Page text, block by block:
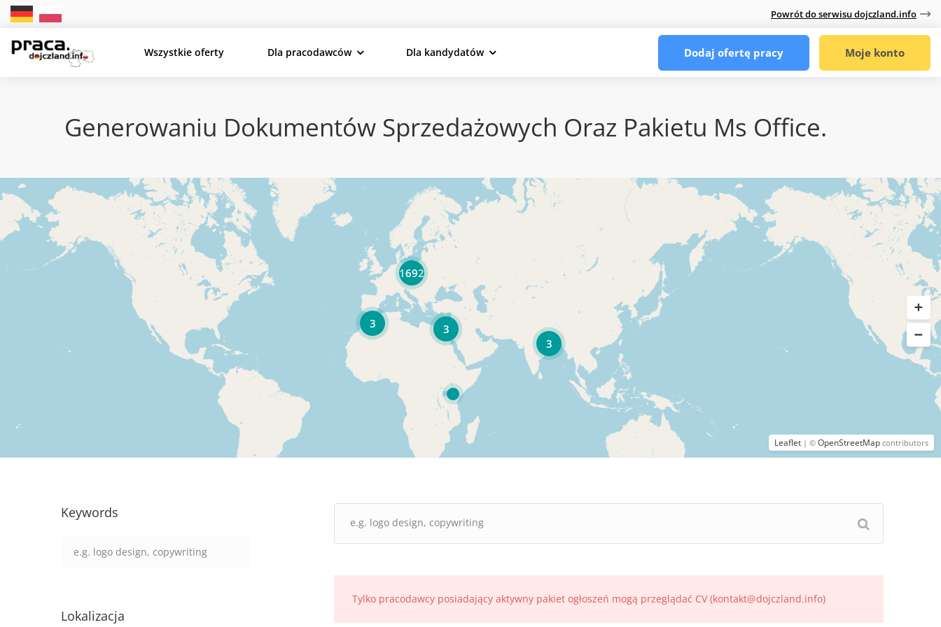
Powrót do serwisu dojczland.info
Wszystkie oferty Dla pracodawców Dla kandydatów Dodaj ofertę pracy Moje konto
Generowaniu Dokumentów Sprzedażowych Oraz Pakietu Ms Office.
3
3
3
1692
Leaflet | © OpenStreetMap contributors
Keywords
Lokalizacja
Tylko pracodawcy posiadający aktywny pakiet ogłoszeń mogą przeglądać CV (kontakt@dojczland.info)